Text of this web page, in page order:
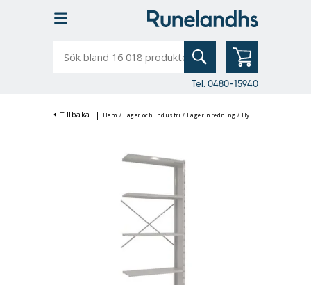
bland
Tel. 0480-15940
Tillbaka | Hem / Lager och industri / Lagerinredning / Hyllsystem